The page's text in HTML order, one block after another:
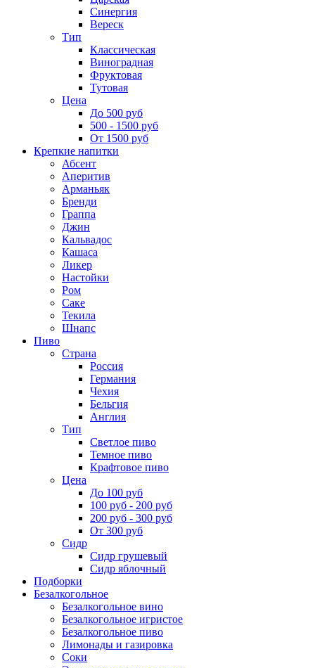
Синергия
Вереск
Тип
Классическая
Виноградная
Фруктовая
Тутовая
Цена
До 500 руб
500 - 1500 руб
От 1500 руб
Крепкие напитки
Абсент
Аперитив
Арманьяк
Бренди
Граппа
Джин
Кальвадос
Кашаса
Ликер
Настойки
Ром
Саке
Текила
Шнапс
Пиво
Страна
Россия
Германия
Чехия
Бельгия
Англия
Тип
Светлое пиво
Темное пиво
Крафтовое пиво
Цена
До 100 руб
100 руб - 200 руб
200 руб - 300 руб
От 300 руб
Сидр
Сидр грушевый
Сидр яблочный
Подборки
Безалкогольное
Безалкогольное вино
Безалкогольное игристое
Безалкогольное пиво
Лимонады и газировка
Соки